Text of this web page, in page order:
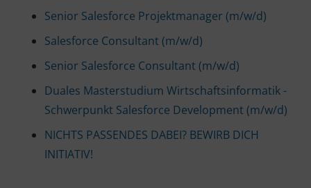
Senior Salesforce Projektmanager (m/w/d)
Salesforce Consultant (m/w/d)
Senior Salesforce Consultant (m/w/d)
Duales Masterstudium Wirtschaftsinformatik -
Schwerpunkt Salesforce Development (m/w/d)
NICHTS PASSENDES DABEI? BEWIRB DICH
INITIATIV!